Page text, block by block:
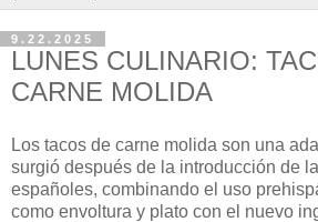
9.22.2025
LUNES CULINARIO:
CARNE MOLIDA
Los tacos de carne molida son una
surgió después de la introducción de
españoles, combinando el uso
como envoltura y plato con el nuevo